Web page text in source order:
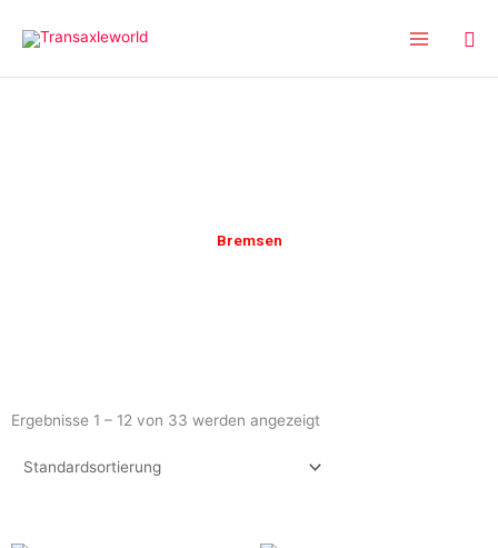
Inhalt
Bremsen
Ergebnisse 1 – 12 von 33 werden angezeigt